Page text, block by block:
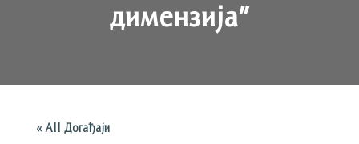
димензија”
« All Догађаји